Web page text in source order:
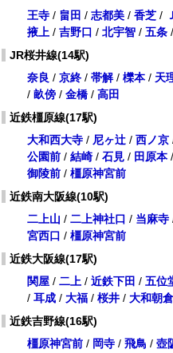
王寺 / 畠田 / 志都美 / 香芝 /
掖上 / 吉野口 / 北宇智 / 五条 /
JR桜井線(14駅)
奈良 / 京終 / 帯解/ 櫟本/ 天
/ 畝傍 / 金橋 / 高田
近鉄橿原線(17駅)
大和西大寺 / 尼ヶ辻 / 西ノ京
公園前 / 結崎 / 石見 / 田原本/
御陵前 / 橿原神宮前
近鉄南大阪線(10駅)
二上山 / 二上神社口 / 当麻寺
宮西口 / 橿原神宮前
近鉄大阪線(17駅)
関屋 / 二上 / 近鉄下田 / 五位
/ 耳成 / 大福 / 桜井 / 大和朝倉
近鉄吉野線(16駅)
橿原神宮前 / 岡寺 / 飛鳥 / 壺